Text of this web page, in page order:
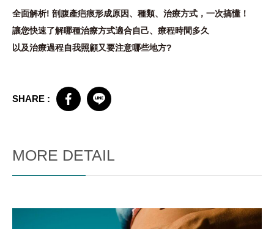
全面解析! 剖腹產疤痕形成原因、種類、治療方式，一次搞懂！
讓您快速了解哪種治療方式適合自己、療程時間多久
以及治療過程自我照顧又要注意哪些地方?
SHARE :
MORE DETAIL